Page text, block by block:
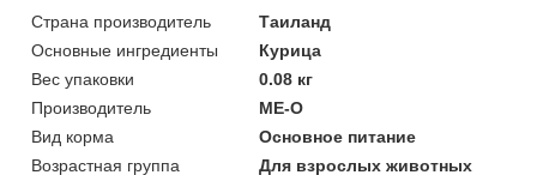
Страна производитель
Таиланд
Основные ингредиенты
Курица
Вес упаковки
0.08 кг
Производитель
ME-O
Вид корма
Основное питание
Возрастная группа
Для взрослых животных